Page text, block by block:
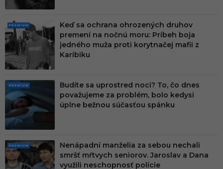
PRE
MIU
M
Keď sa ochrana ohrozených druhov
premení na nočnú moru: Príbeh boja
jedného muža proti korytnačej mafii z
Karibiku
PRE
MIU
M
Budíte sa uprostred noci? To, čo dnes
považujeme za problém, bolo kedysi
úplne bežnou súčasťou spánku
PRE
MIU
Nenápadní manželia za sebou nechali
smršť mŕtvych seniorov. Jaroslav a Dana
využili neschopnosť polície